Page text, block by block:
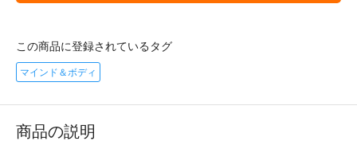
この商品に登録されているタグ
マインド＆ボディ
商品の説明